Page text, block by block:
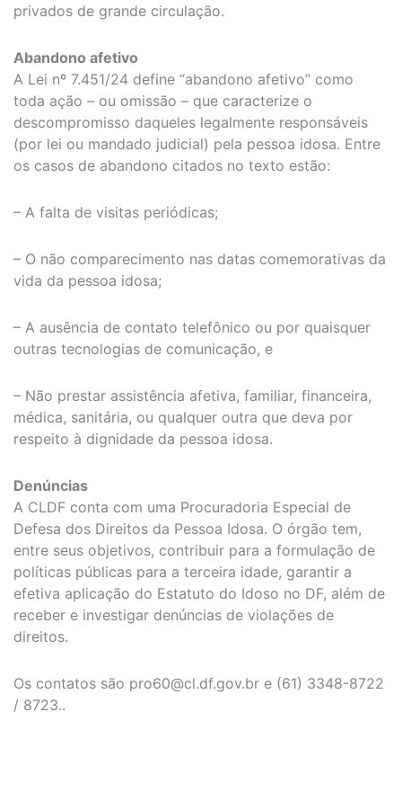
privados de grande circulação.
Abandono afetivo
A Lei nº 7.451/24 define “abandono afetivo” como
toda ação – ou omissão – que caracterize o
descompromisso daqueles legalmente responsáveis
(por lei ou mandado judicial) pela pessoa idosa. Entre
os casos de abandono citados no texto estão:
– A falta de visitas periódicas;
– O não comparecimento nas datas comemorativas da
vida da pessoa idosa;
– A ausência de contato telefônico ou por quaisquer
outras tecnologias de comunicação, e
– Não prestar assistência afetiva, familiar, financeira,
médica, sanitária, ou qualquer outra que deva por
respeito à dignidade da pessoa idosa.
Denúncias
A CLDF conta com uma Procuradoria Especial de
Defesa dos Direitos da Pessoa Idosa. O órgão tem,
entre seus objetivos, contribuir para a formulação de
políticas públicas para a terceira idade, garantir a
efetiva aplicação do Estatuto do Idoso no DF, além de
receber e investigar denúncias de violações de
direitos.
Os contatos são pro60@cl.df.gov.br e (61) 3348-8722
/ 8723..